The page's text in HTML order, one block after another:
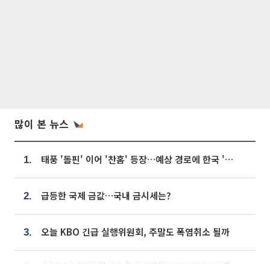
많이 본 뉴스
1. 태풍 '돌핀' 이어 '찬홈' 등장…예상 경로에 한국 '한숨'
2. 급등한 국제 금값…국내 금시세는?
3. 오늘 KBO 긴급 실행위원회, 주말도 폭염취소 될까